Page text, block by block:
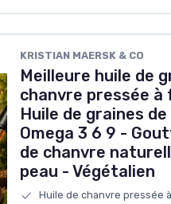
KRISTIAN MAERSK & CO
Meilleure huile de
chanvre pressée à
Huile de graines
Omega 3 6 9 -
de chanvre
peau - Végétalien
Huile de chanvre pressée